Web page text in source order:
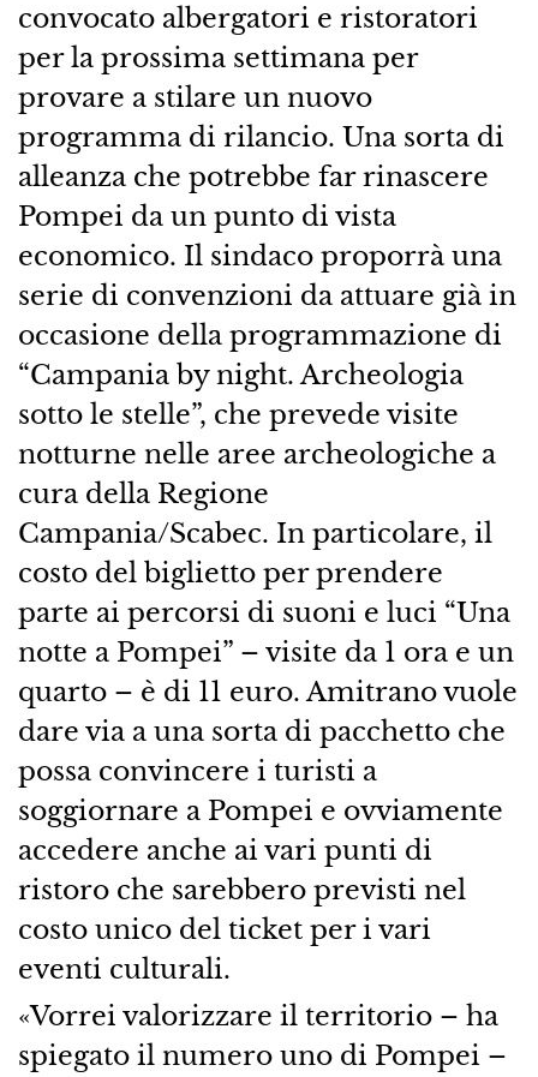
convocato albergatori e ristoratori
per la prossima settimana per
provare a stilare un nuovo
programma di rilancio. Una sorta di
alleanza che potrebbe far rinascere
Pompei da un punto di vista
economico. Il sindaco proporrà una
serie di convenzioni da attuare già in
occasione della programmazione di
“Campania by night. Archeologia
sotto le stelle”, che prevede visite
notturne nelle aree archeologiche a
cura della Regione
Campania/Scabec. In particolare, il
costo del biglietto per prendere
parte ai percorsi di suoni e luci “Una
notte a Pompei” – visite da 1 ora e un
quarto – è di 11 euro. Amitrano vuole
dare via a una sorta di pacchetto che
possa convincere i turisti a
soggiornare a Pompei e ovviamente
accedere anche ai vari punti di
ristoro che sarebbero previsti nel
costo unico del ticket per i vari
eventi culturali.
«Vorrei valorizzare il territorio – ha
spiegato il numero uno di Pompei –